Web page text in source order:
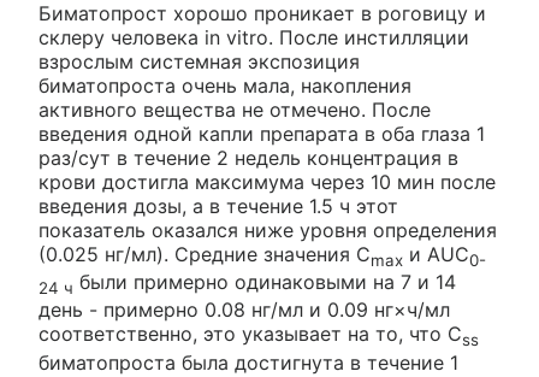
Биматопрост хорошо проникает в роговицу и
склеру человека in vitro. После инстилляции
взрослым системная экспозиция
биматопроста очень мала, накопления
активного вещества не отмечено. После
введения одной капли препарата в оба глаза 1
раз/сут в течение 2 недель концентрация в
крови достигла максимума через 10 мин после
введения дозы, а в течение 1.5 ч этот
показатель оказался ниже уровня определения
(0.025 нг/мл). Средние значения Сmax и AUC0-
24 ч были примерно одинаковыми на 7 и 14
день - примерно 0.08 нг/мл и 0.09 нг×ч/мл
соответственно, это указывает на то, что Css
биматопроста была достигнута в течение 1